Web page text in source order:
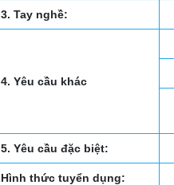
3. Tay nghề:
4. Yêu cầu khác
5. Yêu cầu đặc biệt:
Hình thức tuyển dụng: